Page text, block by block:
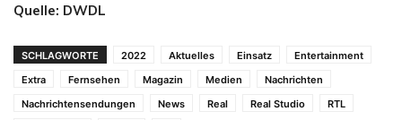
Quelle: DWDL
SCHLAGWORTE 2022 Aktuelles Einsatz
Entertainment
Extra
Fernsehen Magazin Medien
Nachrichten
Nachrichtensendungen
News Real Real Studio
RTL